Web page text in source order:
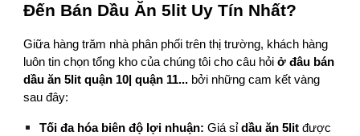
Đến Bán Dầu Ăn 5lit Uy Tín Nhất?
Giữa hàng trăm nhà phân phối trên thị trường, khách hàng
luôn tin chọn tổng kho của chúng tôi cho câu hỏiở đâu bán
dầu ăn 5lit quận 10| quận 11... bởi những cam kết vàng
sau đây:
Tối đa hóa biên độ lợi nhuận: Giá sỉdầu ăn 5lit được